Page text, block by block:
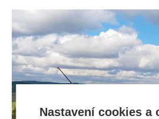
Nastavení cookies a